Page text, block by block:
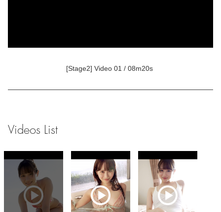
[Stage2] Video 01 / 08m20s
Videos List